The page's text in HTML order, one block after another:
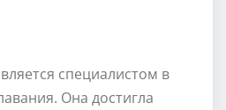
специалистом в
Она достигла